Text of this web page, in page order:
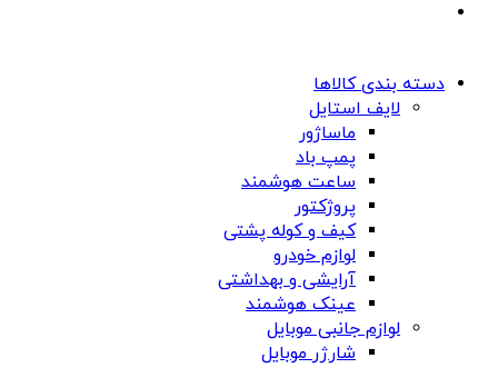
دسته بندی کالاها
لایف استایل
ماساژور
پمپ باد
ساعت هوشمند
پروژکتور
کیف و کوله پشتی
لوازم خودرو
آرایشی و بهداشتی
عینک هوشمند
لوازم جانبی موبایل
شارژر موبایل